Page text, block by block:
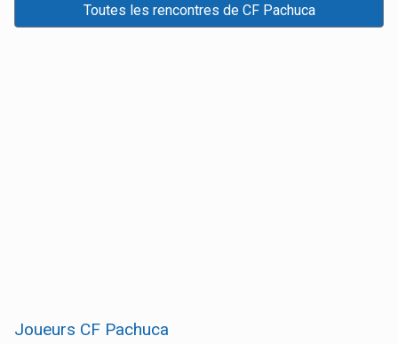
Toutes les rencontres de CF Pachuca
Joueurs CF Pachuca